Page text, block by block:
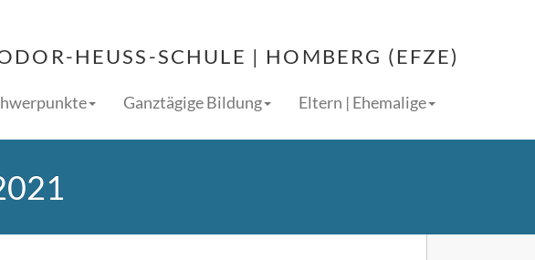
HEUSS-SCHULE | HOMBERG (EFZE)
Ganztägige Bildung Eltern | Ehemalige